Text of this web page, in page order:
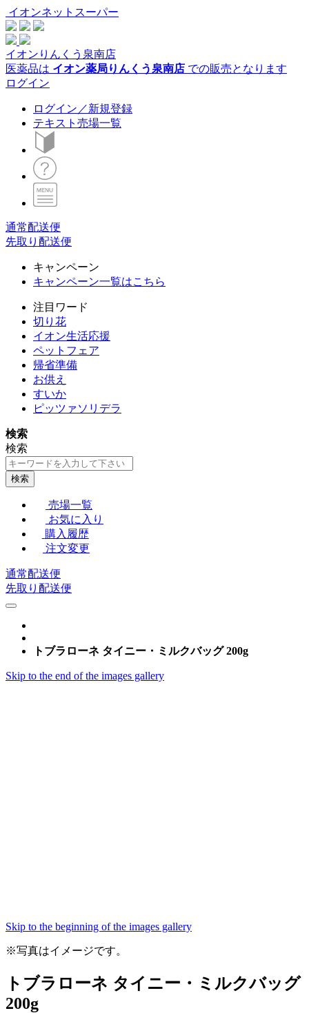
イオンネットスーパー
イオンりんくう泉南店
医薬品は イオン薬局りんくう泉南店 での販売となります
ログイン
ログイン／新規登録
テキスト売場一覧
通常配送便
先取り配送便
キャンペーン
キャンペーン一覧はこちら
注目ワード
切り花
イオン生活応援
ペットフェア
帰省準備
お供え
すいか
ピッツァソリデラ
検索
検索
検索
売場一覧
お気に入り
購入履歴
注文変更
通常配送便
先取り配送便
トブラローネ タイニー・ミルクバッグ 200g
Skip to the end of the images gallery
Skip to the beginning of the images gallery
※写真はイメージです。
トブラローネ タイニー・ミルクバッグ
200g